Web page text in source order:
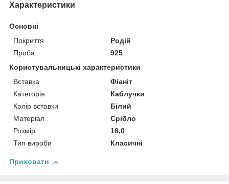
Характеристики
Основні
Покриття
Родій
Проба
925
Користувальницькі характеристики
Вставка
Фіаніт
Категорія
Каблучки
Колір вставки
Білий
Матеріал
Срібло
Розмір
16,0
Тип вироби
Класичні
Приховати